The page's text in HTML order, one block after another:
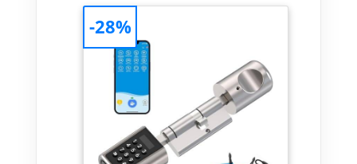
Si vous avez des questions sur
l'installation, le fonctionnement,
etc., n'hésitez pas à nous
contacter. Lot de 1 serrure
électronique WELOCK PCB01, 3
cartes RFID, 1 clé Allen spéciale,
1 manuel d'utilisation. Matériau
: acier inoxydable avec alliage
de zinc, plastique.
-28%